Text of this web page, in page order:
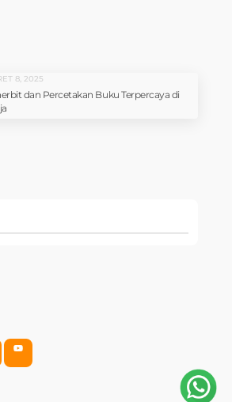
8, 2025
dan Percetakan Buku Terpercaya di